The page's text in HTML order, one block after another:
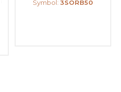
Symbol: 3SORB50